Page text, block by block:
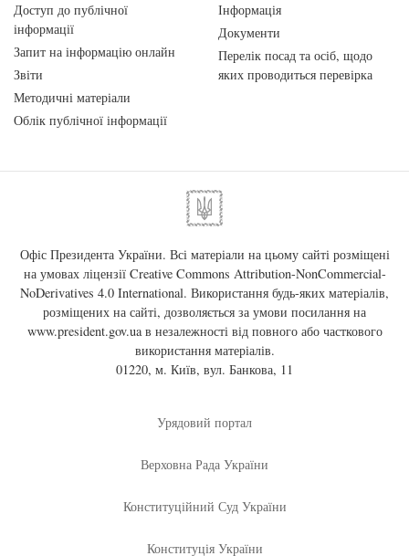
Доступ до публічної
інформації
Запит на інформацію онлайн
Звіти
Методичні матеріали
Облік публічної інформації
Інформація
Документи
Перелік посад та осіб, щодо
яких проводиться перевірка
Офіс Президента України. Всі матеріали на цьому сайті розміщені
на умовах ліцензії Creative Commons Attribution-NonCommercial-
NoDerivatives 4.0 International. Використання будь-яких матеріалів,
розміщених на сайті, дозволяється за умови посилання на
www.president.gov.uaв незалежності від повного або часткового
використання матеріалів.
01220, м. Київ, вул. Банкова, 11
Урядовий портал
Верховна Рада України
Конституційний Суд України
Конституція України